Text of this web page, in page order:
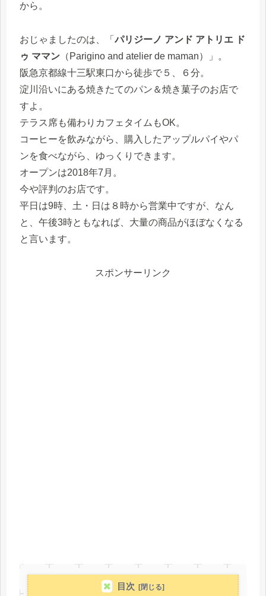
から。
おじゃましたのは、「 パリジーノ アンド アトリエ ド
ゥ ママン （Parigino and atelier de maman）」。
阪急京都線十三駅東口から徒歩で５、６分。
淀川沿いにある焼きたてのパン＆焼き菓⼦のお店で
すよ。
テラス席も備わりカフェタイムもOK。
コーヒーを飲みながら、購入したアップルパイやパ
ンを食べながら、ゆっくりできます。
オープンは2018年7⽉。
今や評判のお店です。
平日は9時、土・日は８時から営業中ですが、なん
と、午後3時ともなれば、大量の商品がほぼなくなる
と言います。
スポンサーリンク
目次